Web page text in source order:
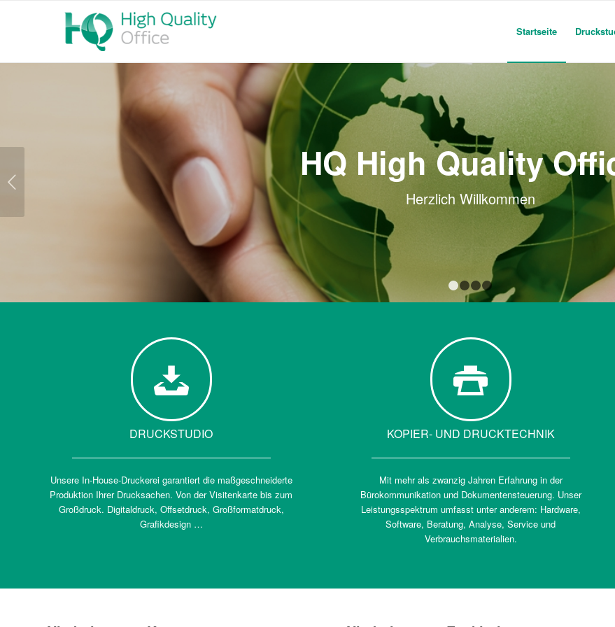
Startseite
HQ High Quality
Herzlich Willkommen
4
DRUCKSTUDIO
Unsere In-House-Druckerei garantiert die maßgeschneiderte
Produktion Ihrer Drucksachen. Von der Visitenkarte bis zum
Großdruck. Digitaldruck, Offsetdruck, Großformatdruck,
Grafikdesign …
KOPIER- UND DRUCKTECHNIK
Mit mehr als zwanzig Jahren Erfahrung in der
Bürokommunikation und Dokumentensteuerung. Unser
Leistungsspektrum umfasst unter anderem: Hardware,
Software, Beratung, Analyse, Service und
Verbrauchsmaterialien.